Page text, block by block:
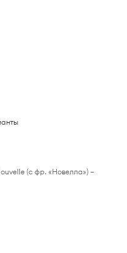
(с фр. «Новелла») —
других огранок